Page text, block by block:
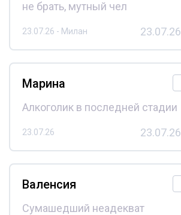
не брать, мутный чел
23.07.26 - Милан 23.07.26
Марина
Алкоголик в последней стадии
23.07.26 23.07.26
Валенсия
Сумашедший неадекват